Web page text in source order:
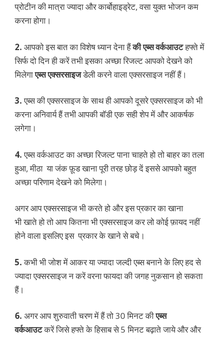
प्रोटीन की मात्रा ज्यादा और कार्बोहाइड्रेट, वसा युक्त भोजन कम
करना होगा।
2. आपको इस बात का विशेष ध्यान देना हैंकी एब्स वर्कआउटहफ्ते में
सिर्फ दो दिन ही करें तभी इसका अच्छा रिजल्ट आपको देखने को
मिलेगाएब्स एक्सरसाइजडेली करने वाला एक्सरसाइज नहीं हैं।
3.एब्स की एक्सरसाइज के साथ ही आपको दूसरे एक्सरसाइज को भी
करना अनिवार्य हैं तभी आपकी बॉडी एक सही शेप में और आकर्षक
लगेगा।
4.एब्स वर्कआउट का अच्छा रिजल्ट पाना चाहते हो तो बाहर का तला
हुआ, मीठा या जंक फ़ूड खाना पूरी तरह छोड़ दें इससे आपको बहुत
अच्छा परिणाम देखने को मिलेगा।
अगर आप एक्सरसाइज भी करते हो और इस प्रकार का खाना
भी खाते हो तो आप कितना भी एक्सरसाइज कर लो कोई फ़ायद नहीं
होने वाला इसलिए इस प्रकार के खाने से बचे।
5.कभी भी जोश में आकर या ज्यादा जल्दी एब्स बनाने के लिए हद से
ज्यादा एक्सरसाइज न करें वरना फायदा की जगह नुकसान हो सकता
हैं।
6. अगर आप शुरुवाती चरण में हैं तो 30 मिनट कीएब्स
वर्कआउटकरें जिसे हफ्ते के हिसाब से 5 मिनट बढ़ाते जाये और और